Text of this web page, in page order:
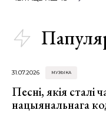
31.07.2026 МУЗЫКА
Песні, якія сталі
нацыянальнага